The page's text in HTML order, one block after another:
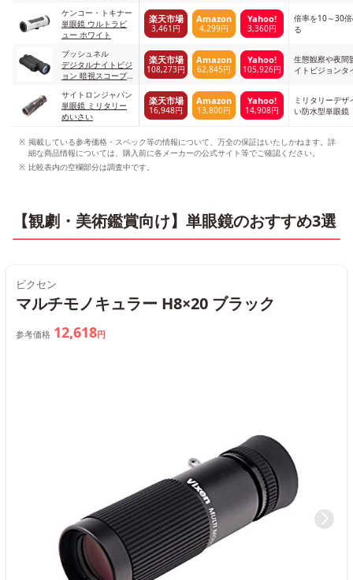
ケンコー・トキナー
単眼鏡 ウルトラビ
ュー ホワイト
楽天市場
3,461円
Amazon
4,299円
Yahoo!
3,360円
倍率を10～30
る
ブッシュネル
デジタルナイトビジ
ョン 暗視スコープ
ラック
楽天市場
108,273円
Amazon
62,845円
Yahoo!
105,926円
生態観察や夜間
イトビジョンタ
サイトロンジャパン
単眼鏡 ミリタリー
めいさい
楽天市場
16,948円
Amazon
13,800円
Yahoo!
14,908円
ミリタリーデザ
い防水型単眼鏡
掲載している参考価格・スペック等の情報について、万全の保証はいたしかねます。詳
細な商品情報については、購入前に各メーカーの公式サイト等でご確認ください。
比較表内の空欄部分は調査中です。
【観劇・美術鑑賞向け】単眼鏡のおすすめ3選
ビクセン
マルチモノキュラー H8×20 ブラック
参考価格 12,618円